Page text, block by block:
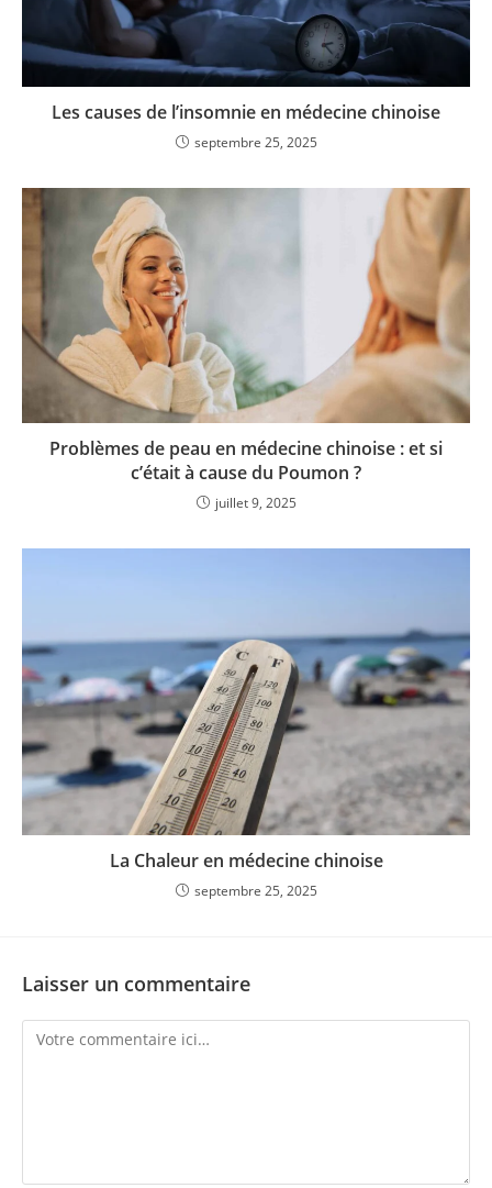
Les causes de l’insomnie en médecine chinoise
septembre 25, 2025
Problèmes de peau en médecine chinoise : et si
c’était à cause du Poumon ?
juillet 9, 2025
La Chaleur en médecine chinoise
septembre 25, 2025
Laisser un commentaire